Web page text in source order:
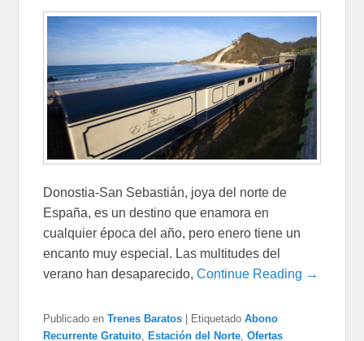
Donostia-San Sebastián, joya del norte de
España, es un destino que enamora en
cualquier época del año, pero enero tiene un
encanto muy especial. Las multitudes del
verano han desaparecido,Continue Reading →
Publicado en Trenes Baratos Etiquetado Abono
Recurrente Gratuito, Estación del Norte,Ofertas